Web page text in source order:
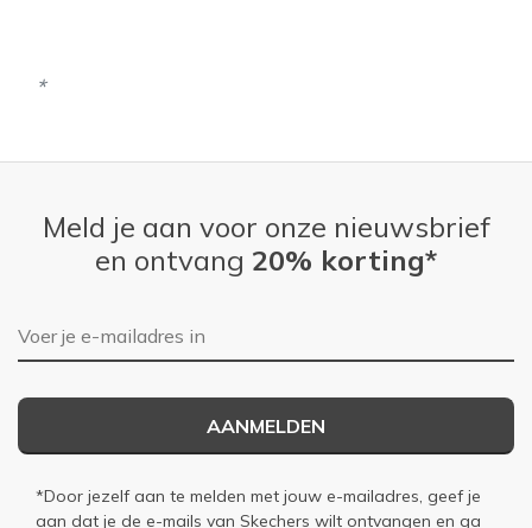
Meld je aan voor onze nieuwsbrief
en ontvang 20% korting*
E-mailadres
AANMELDEN
*Door jezelf aan te melden met jouw e-mailadres, geef je
aan dat je de e-mails van Skechers wilt ontvangen en ga